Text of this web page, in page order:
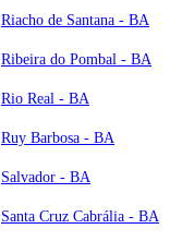
Riacho de Santana - BA
Ribeira do Pombal - BA
Rio Real - BA
Ruy Barbosa - BA
Salvador - BA
Santa Cruz Cabrália - BA